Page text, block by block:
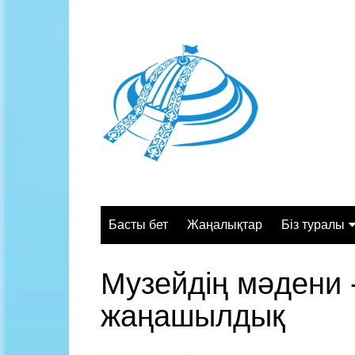
Басты бет Жаңалықтар Біз туралы
Құрылымы
Музейдің мәдени
жаңашылдық